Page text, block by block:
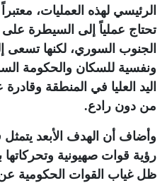
الرئيسي لهذه العمليات،
تحتاج عملياً إلى السيطرة
الجنوب السوري، لكنها تسعى
ونفسية للسكان والحكومة
اليد العليا في المنطقة
من دون رادع.
وأضاف أن الهدف الأبعد
رؤية قوات صهيونية وتحركاتها
ظل غياب القوات الحكومية عن